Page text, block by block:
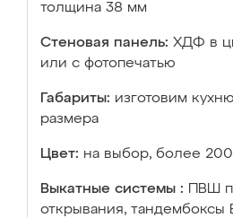
толщина 38 мм
Стеновая панель: ХДФ в
или с фотопечатью
Габариты: изготовим
размера
Цвет: на выбор, более 200
Выкатные системы :
ПВШ
открывания, тандембоксы